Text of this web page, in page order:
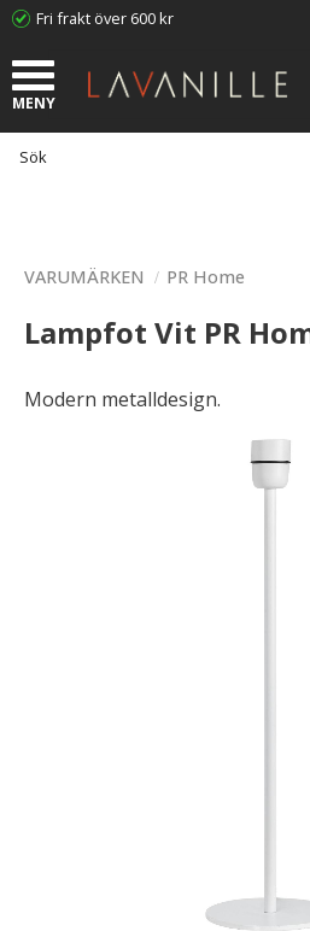
Fri frakt över 600 kr
VARUMÄRKEN PR Home
Lampfot Vit PR
Modern metalldesign.